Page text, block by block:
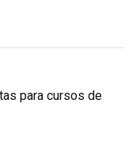
para cursos de